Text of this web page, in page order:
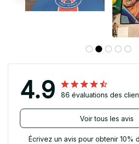
4.9 86 évaluations des
Voir tous les avis
Écrivez un avis pour obtenir 10%